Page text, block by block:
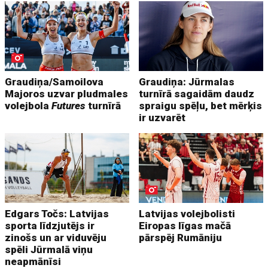
Graudiņa/Samoilova
Majoros uzvar pludmales
volejbolaFutures turnīrā
Graudiņa: Jūrmalas
turnīrā sagaidām daudz
spraigu spēļu, bet mērķis
ir uzvarēt
Edgars Točs: Latvijas
sporta līdzjutējs ir
zinošs un ar viduvēju
spēli Jūrmalā viņu
neapmānīsi
Latvijas volejbolisti
Eiropas līgas mačā
pārspēj Rumāniju